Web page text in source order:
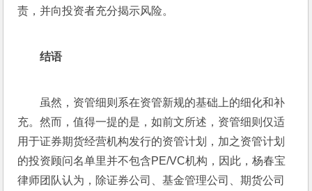
责，并向投资者充分揭示风险。
结语
虽然，资管细则系在资管新规的基础上的细化和补
充。然而，值得一提的是，如前文所述，资管细则仅适
用于证券期货经营机构发行的资管计划，加之资管计划
的投资顾问名单里并不包含PE/VC机构，因此，杨春宝
律师团队认为，除证券公司、基金管理公司、期货公司